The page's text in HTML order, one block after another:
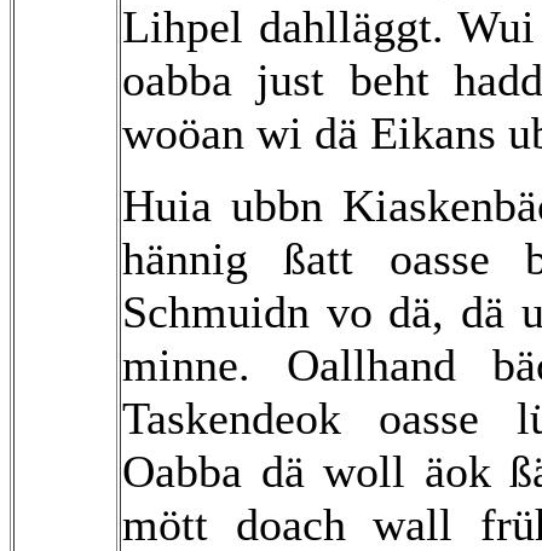
Lihpel dahlläggt.
oabba just beht
woöan wi dä Eikans
Huia ubbn
hännig ßatt
Schmuidn vo dä, dä
minne. Oallhand
Taskendeok
Oabba dä woll äok
mött doach wall